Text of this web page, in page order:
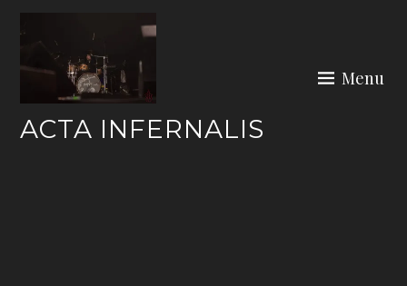
content
ACTA INFERNALIS
Menu